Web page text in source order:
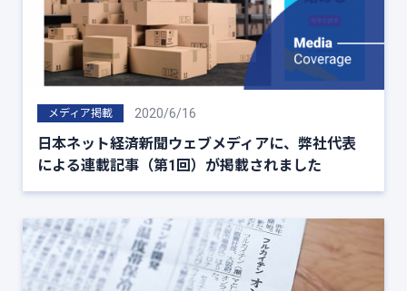
メディア掲載 2020/6/16
日本ネット経済新聞ウェブメディアに、弊社代表
による連載記事（第1回）が掲載されました